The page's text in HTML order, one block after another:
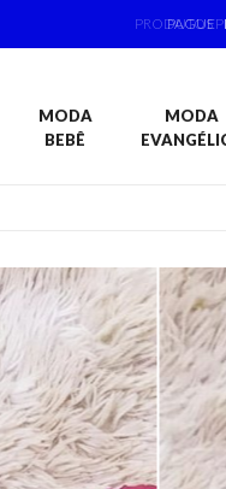
PAGUE
MODA
BEBÊ
MODA